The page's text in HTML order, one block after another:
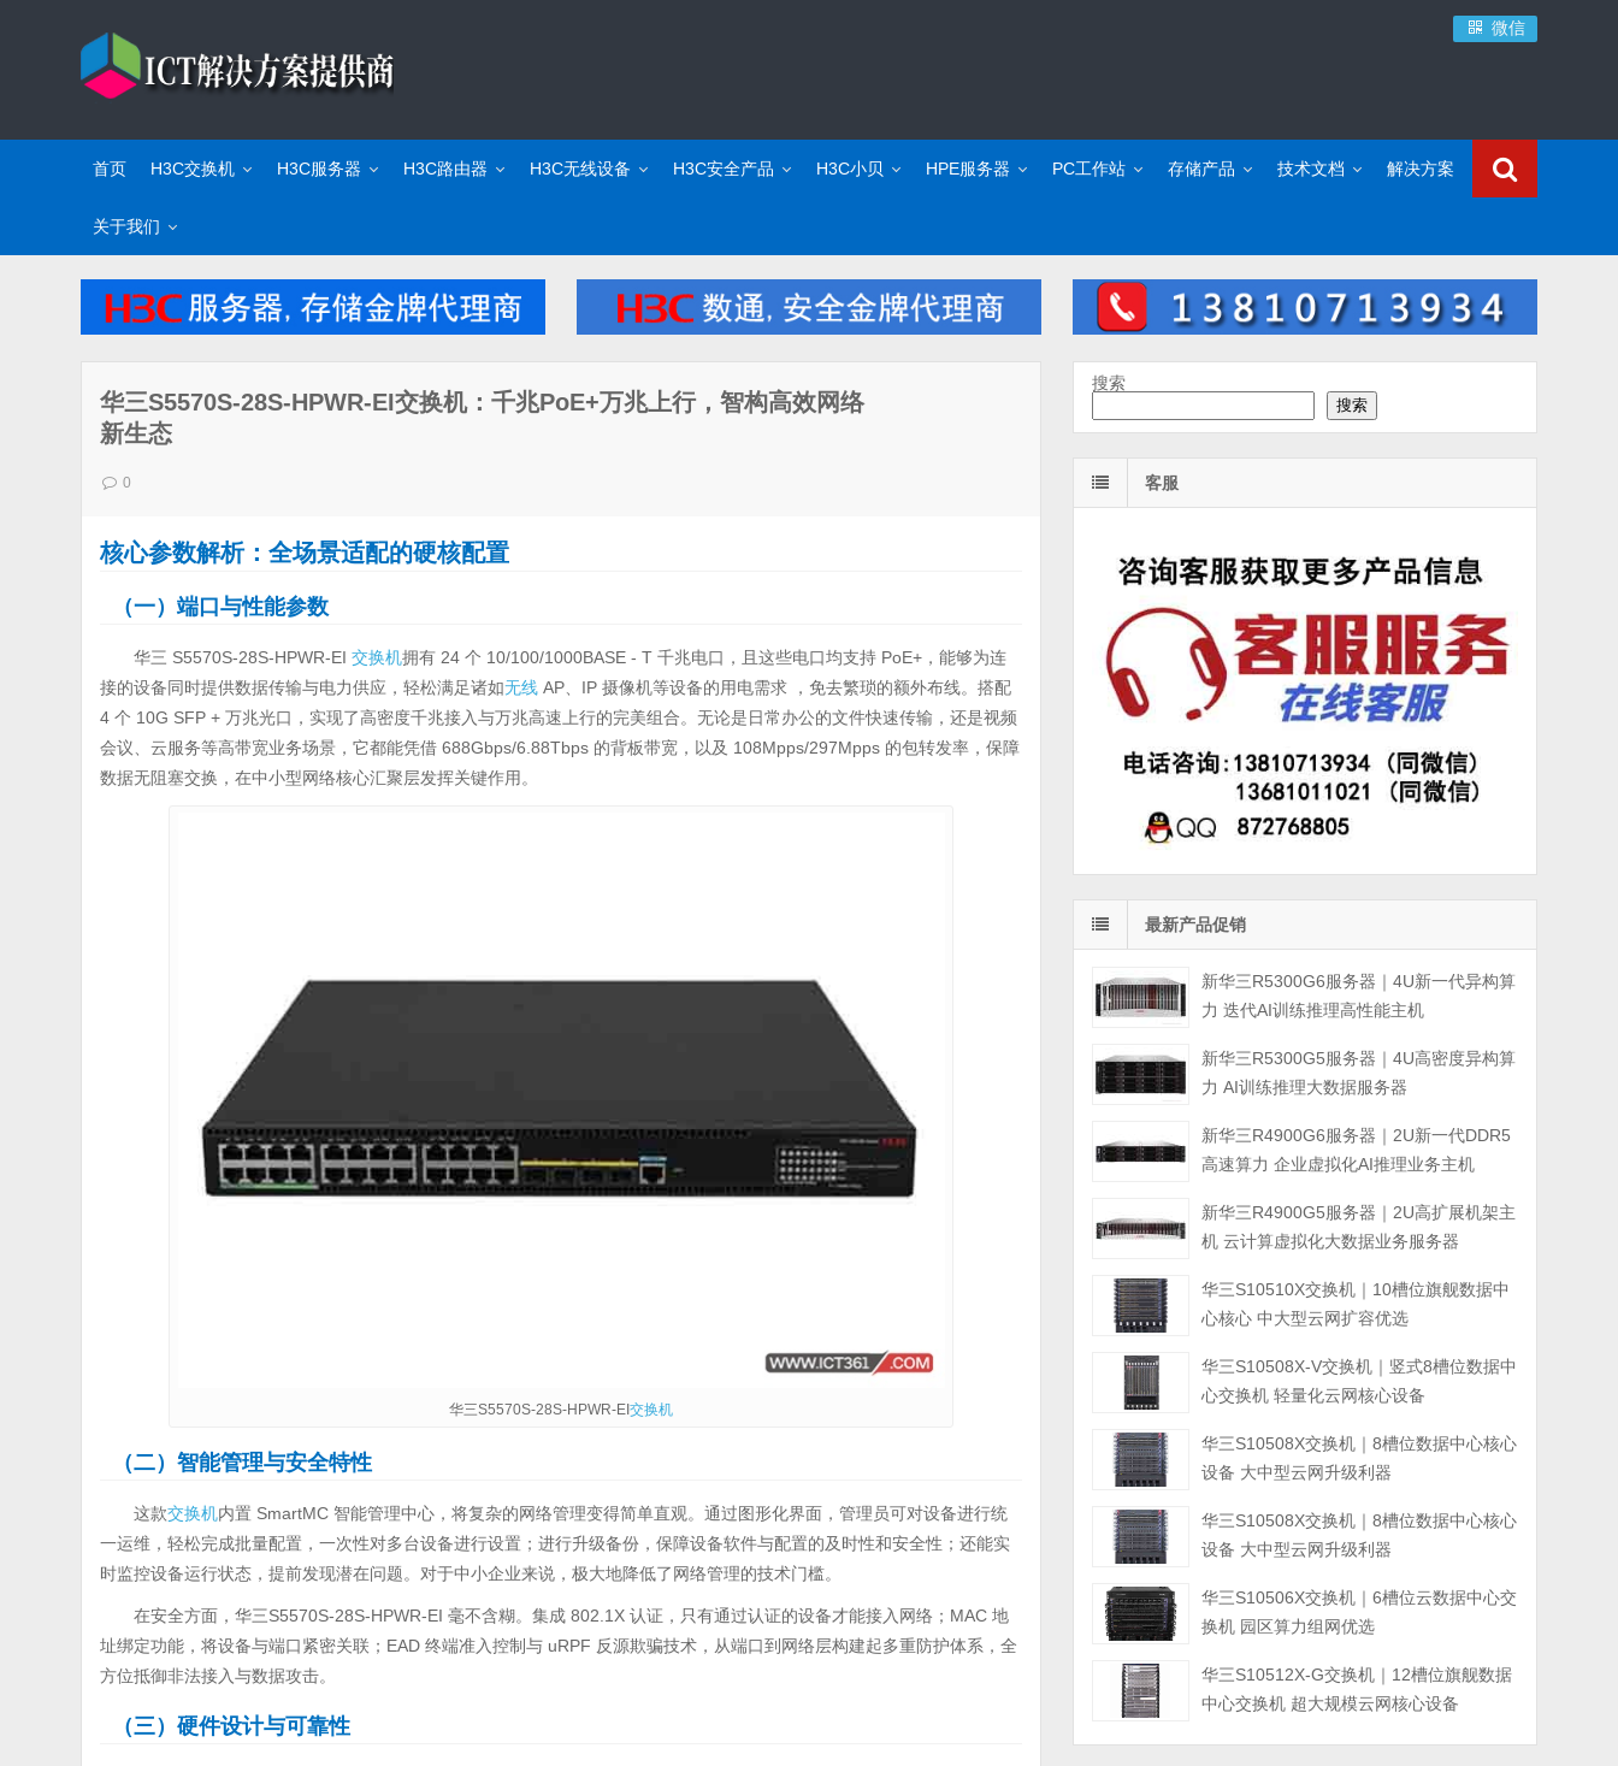
微信
首页 H3C交换机 H3C服务器 H3C路由器 H3C无线设备 H3C安全产品 H3C小贝 HPE服务器 PC工作站 存储产品 技术文档 解决方案
关于我们
华三S5570S-28S-HPWR-EI交换机：千兆PoE+万兆上行，智构高效网络
新生态
0
核心参数解析：全场景适配的硬核配置
（一）端口与性能参数
华三 S5570S-28S-HPWR-EI交换机拥有 24 个 10/100/1000BASE - T 千兆电口，且这些电口均支持 PoE+，能够为连
接的设备同时提供数据传输与电力供应，轻松满足诸如无线 AP、IP 摄像机等设备的用电需求 ，免去繁琐的额外布线。搭配
4 个 10G SFP + 万兆光口，实现了高密度千兆接入与万兆高速上行的完美组合。无论是日常办公的文件快速传输，还是视频
会议、云服务等高带宽业务场景，它都能凭借 688Gbps/6.88Tbps 的背板带宽，以及 108Mpps/297Mpps 的包转发率，保障
数据无阻塞交换，在中小型网络核心汇聚层发挥关键作用。
华三S5570S-28S-HPWR-EI交换机
（二）智能管理与安全特性
这款交换机内置 SmartMC 智能管理中心，将复杂的网络管理变得简单直观。通过图形化界面，管理员可对设备进行统
一运维，轻松完成批量配置，一次性对多台设备进行设置；进行升级备份，保障设备软件与配置的及时性和安全性；还能实
时监控设备运行状态，提前发现潜在问题。对于中小企业来说，极大地降低了网络管理的技术门槛。
在安全方面，华三S5570S-28S-HPWR-EI 毫不含糊。集成 802.1X 认证，只有通过认证的设备才能接入网络；MAC 地
址绑定功能，将设备与端口紧密关联；EAD 终端准入控制与 uRPF 反源欺骗技术，从端口到网络层构建起多重防护体系，全
方位抵御非法接入与数据攻击。
（三）硬件设计与可靠性
搜索
搜索
客服
最新产品促销
新华三R5300G6服务器｜4U新一代异构算
力 迭代AI训练推理高性能主机
新华三R5300G5服务器｜4U高密度异构算
力 AI训练推理大数据服务器
新华三R4900G6服务器｜2U新一代DDR5
高速算力 企业虚拟化AI推理业务主机
新华三R4900G5服务器｜2U高扩展机架主
机 云计算虚拟化大数据业务服务器
华三S10510X交换机｜10槽位旗舰数据中
心核心 中大型云网扩容优选
华三S10508X-V交换机｜竖式8槽位数据中
心交换机 轻量化云网核心设备
华三S10508X交换机｜8槽位数据中心核心
设备 大中型云网升级利器
华三S10508X交换机｜8槽位数据中心核心
设备 大中型云网升级利器
华三S10506X交换机｜6槽位云数据中心交
换机 园区算力组网优选
华三S10512X-G交换机｜12槽位旗舰数据
中心交换机 超大规模云网核心设备